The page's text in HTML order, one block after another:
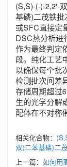
(S,S)-(-)-2,2'-
基磷)二茂铁
或SFC直接定
DSC热分析进
作为最终判定
段。纯化工艺
以确保每个批
检测批次间差
存储周期超过
生的光学分解
配体在不对称
相关化合物：
双(二苯基磷)二
上一篇： 如何用